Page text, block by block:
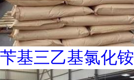
苄基三乙基氯化铵